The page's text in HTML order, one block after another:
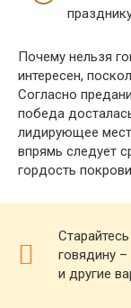
Почему нельзя
интересен,
Согласно
победа
лидирующее
впрямь следует
гордость
говядину –
и другие